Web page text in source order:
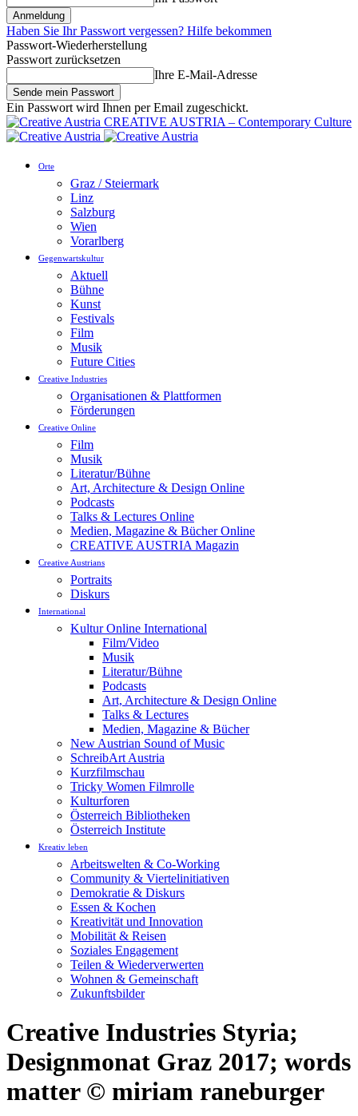
Haben Sie Ihr Passwort vergessen? Hilfe bekommen
Passwort-Wiederherstellung
Passwort zurücksetzen
Ihre E-Mail-Adresse
Ein Passwort wird Ihnen per Email zugeschickt.
CREATIVE AUSTRIA – Contemporary Culture
Orte
Graz / Steiermark
Linz
Salzburg
Wien
Vorarlberg
Gegenwartskultur
Aktuell
Bühne
Kunst
Festivals
Film
Musik
Future Cities
Creative Industries
Organisationen & Plattformen
Förderungen
Creative Online
Film
Musik
Literatur/Bühne
Art, Architecture & Design Online
Podcasts
Talks & Lectures Online
Medien, Magazine & Bücher Online
CREATIVE AUSTRIA Magazin
Creative Austrians
Portraits
Diskurs
International
Kultur Online International
Film/Video
Musik
Literatur/Bühne
Podcasts
Art, Architecture & Design Online
Talks & Lectures
Medien, Magazine & Bücher
New Austrian Sound of Music
SchreibArt Austria
Kurzfilmschau
Tricky Women Filmrolle
Kulturforen
Österreich Bibliotheken
Österreich Institute
Kreativ leben
Arbeitswelten & Co-Working
Community & Viertelinitiativen
Demokratie & Diskurs
Essen & Kochen
Kreativität und Innovation
Mobilität & Reisen
Soziales Engagement
Teilen & Wiederverwerten
Wohnen & Gemeinschaft
Zukunftsbilder
Creative Industries Styria;
Designmonat Graz 2017; words
matter © miriam raneburger